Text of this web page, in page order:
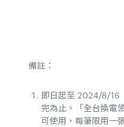
備註：
即日起至 2024/8/16
完為止。「全台換電
可使用，每筆限用一